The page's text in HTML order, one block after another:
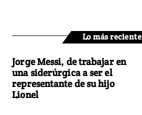
Lo más reciente
Jorge Messi, de trabajar en
una siderúrgica a ser el
representante de su hijo
Lionel